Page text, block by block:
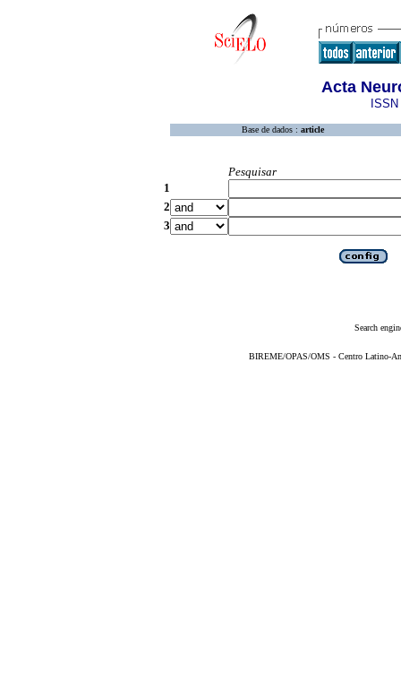
Acta
Base de dados : article
Pesquisar
1
2
3
Search
BIREME/OPAS/OMS - Centro Latino-